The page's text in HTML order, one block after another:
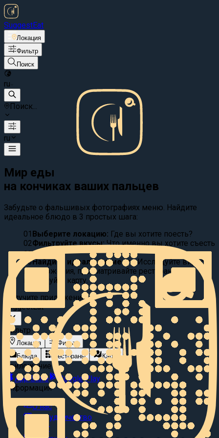
SuggestEat
Локация
Фильтр
Поиск
ru
Поиск...
ru
Мир еды
на кончиках ваших пальцев
Забудьте о фальшивых фотографиях меню. Найдите
идеальное блюдо в 3 простых шага:
01 Выберите локацию: Где вы хотите поесть?
02Фильтруйте вкусы: Что именно вы хотите съесть
сегодня?
03Найдите идеальное место Исследуйте видео
предложения, просматривайте рестораны или
исследуйте карту.
Получите приложение
SuggestEat
Фильтр
Локация
Фильтр
Блюда
Рестораны Карта
Приложение
App Store
Google Play
Информация
О нас
Сотрудничество
Блог